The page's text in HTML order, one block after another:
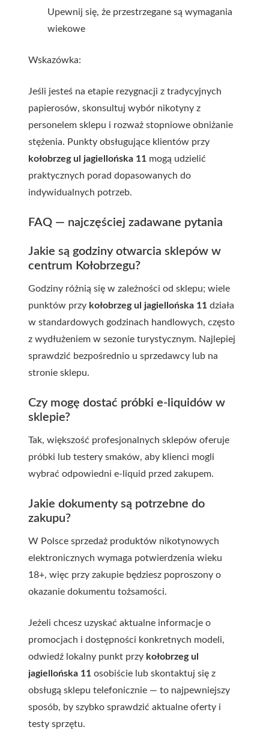
Upewnij się, że przestrzegane są wymagania
wiekowe
Wskazówka:
Jeśli jesteś na etapie rezygnacji z tradycyjnych
papierosów, skonsultuj wybór nikotyny z
personelem sklepu i rozważ stopniowe obniżanie
stężenia. Punkty obsługujące klientów przy
kołobrzeg ul jagiellońska 11 mogą udzielić
praktycznych porad dopasowanych do
indywidualnych potrzeb.
FAQ — najczęściej zadawane pytania
Jakie są godziny otwarcia sklepów w
centrum Kołobrzegu?
Godziny różnią się w zależności od sklepu; wiele
punktów przy kołobrzeg ul jagiellońska 11 działa
w standardowych godzinach handlowych, często
z wydłużeniem w sezonie turystycznym. Najlepiej
sprawdzić bezpośrednio u sprzedawcy lub na
stronie sklepu.
Czy mogę dostać próbki e-liquidów w
sklepie?
Tak, większość profesjonalnych sklepów oferuje
próbki lub testery smaków, aby klienci mogli
wybrać odpowiedni e-liquid przed zakupem.
Jakie dokumenty są potrzebne do
zakupu?
W Polsce sprzedaż produktów nikotynowych
elektronicznych wymaga potwierdzenia wieku
18+, więc przy zakupie będziesz poproszony o
okazanie dokumentu tożsamości.
Jeżeli chcesz uzyskać aktualne informacje o
promocjach i dostępności konkretnych modeli,
odwiedź lokalny punkt przy kołobrzeg ul
jagiellońska 11 osobiście lub skontaktuj się z
obsługą sklepu telefonicznie — to najpewniejszy
sposób, by szybko sprawdzić aktualne oferty i
testy sprzętu.